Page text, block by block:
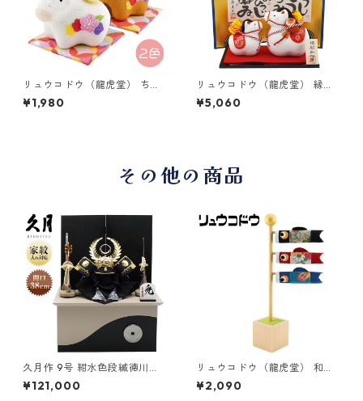
リュウコドウ（龍虎堂） ちり
めん 花親子 午 （小） R-48
和雑貨/お正月/干支/午年/令和
¥1,980
リュウコドウ（龍虎堂） 縁起
かつぎ 親子午 R-22 和雑貨/
お正月/干支/午年/令和8年/20
¥5,060
その他の商品
久月作 9号 紺水色段縅徳川家
康公の兜 黒松屏風・モカ収納
台飾り 五月人形/端午の節句/
¥121,000
リュウコドウ（龍虎堂） 和柄
すこやか鯉のぼり 和雑貨/コン
パクト/置物/ちりめん/子供の
¥2,090